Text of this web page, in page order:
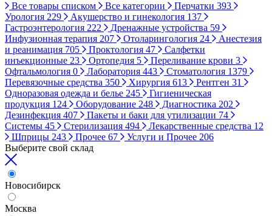
Все товары списком Все категории Перчатки 393
Урология 229 Акушерство и гинекология 137
Гастроэнтерология 222 Дренажные устройства 59
Инфузионная терапия 207 Отоларингология 24
Анестезия
и реанимация 705 Проктология 47
Салфетки
инъекционные 23 Ортопедия 5 Переливание крови 3
Офтальмология 0 Лаборатория 443 Стоматология 1379
Перевязочные средства 350 Хирургия 613 Рентген 31
Одноразовая одежда и белье 245
Гигиеническая
продукция 124 Оборудование 248 Диагностика 202
Дезинфекция 407 Пакеты и баки для утилизации 74
Системы 45 Стерилизация 494 Лекарственные средства 12
Шприцы 243 Прочее 67 Услуги и Прочее 206
Выберите свой склад
Новосибирск
Москва